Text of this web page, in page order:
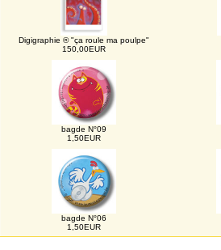
Digigraphie ® "ça roule ma poulpe"
150,00EUR
bagde N°09
1,50EUR
bagde N°06
1,50EUR